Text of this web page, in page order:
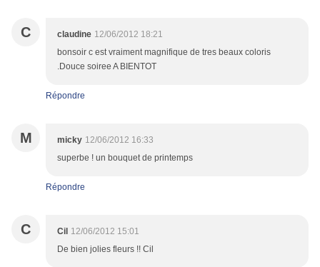
C claudine 12/06/2012 18:21
bonsoir c est vraiment magnifique de tres beaux coloris
.Douce soiree A BIENTOT
Répondre
M micky 12/06/2012 16:33
superbe ! un bouquet de printemps
Répondre
C Cil 12/06/2012 15:01
De bien jolies fleurs !! Cil